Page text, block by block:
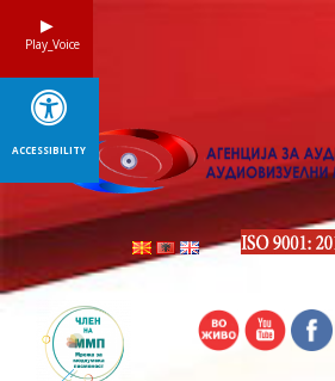
Play_Voice
ACCESSIBILITY